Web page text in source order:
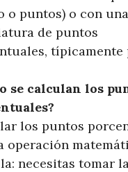
o puntos) o con una
de puntos
típicamente
se calculan los
los puntos
operación
necesitas tomar